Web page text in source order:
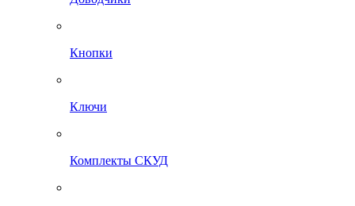
Кнопки
Ключи
Комплекты СКУД